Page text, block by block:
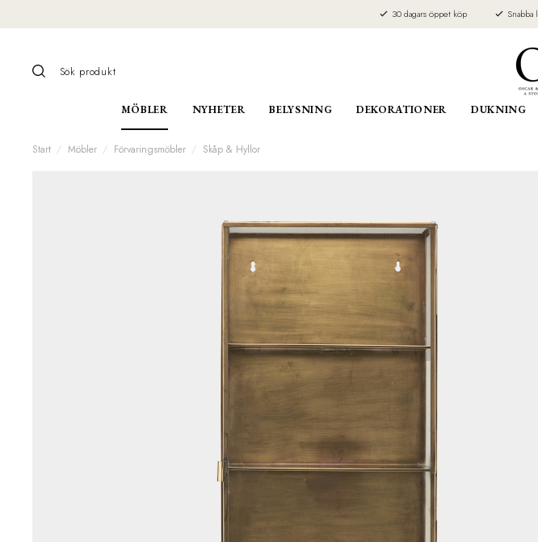
30 dagars öppet köp Snabba
MÖBLER NYHETER BELYSNING DEKORATIONER DUKNING
Start Möbler Förvaringsmöbler
Skåp & Hyllor